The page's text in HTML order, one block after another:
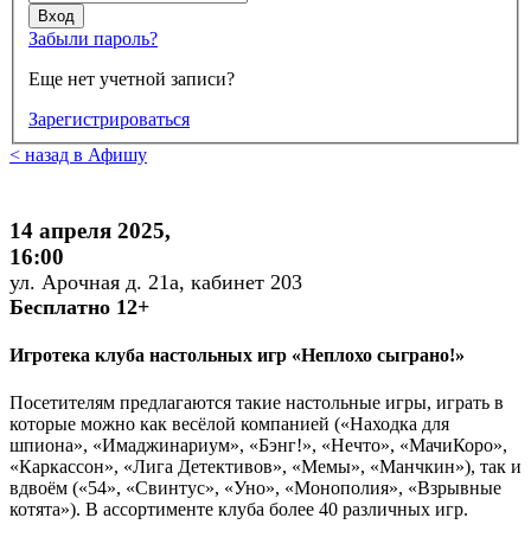
Забыли пароль?
Еще нет учетной записи?
Зарегистрироваться
< назад в Афишу
14 апреля 2025,
16:00
ул. Арочная д. 21а, кабинет 203
Бесплатно 12+
Игротека клуба настольных игр «Неплохо сыграно!»
Посетителям предлагаются такие настольные игры, играть в
которые можно как весёлой компанией («Находка для
шпиона», «Имаджинариум», «Бэнг!», «Нечто», «МачиКоро»,
«Каркассон», «Лига Детективов», «Мемы», «Манчкин»), так и
вдвоём («54», «Свинтус», «Уно», «Монополия», «Взрывные
котята»). В ассортименте клуба более 40 различных игр.